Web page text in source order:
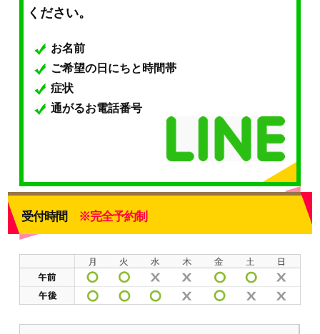
ください。
お名前
ご希望の日にちと時間帯
症状
通がるお電話番号
受付時間 ※完全予約制